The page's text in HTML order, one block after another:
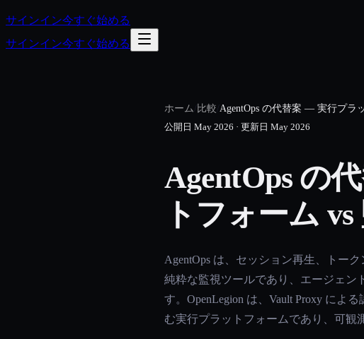
サインイン今すぐ始める
サインイン今すぐ始める
ホーム/ 比較/AgentOps の代替案 — 実行プラ
公開日 May 2026 · 更新日 May 2026
AgentOps の
トフォーム
AgentOps は、セッション再生、トー
純粋な監視ツールであり、エージェン
す。OpenLegion は、Vault Proxy によ
む実行プラットフォームであり、可観